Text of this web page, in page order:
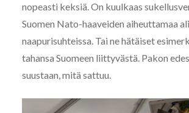
nopeasti keksiä. On kuulkaas
Suomen Nato-haaveiden aiheuttamaa
naapurisuhteissa. Tai ne hätäiset
tahansa Suomeen liittyvästä. Pakon
suustaan, mitä sattuu.